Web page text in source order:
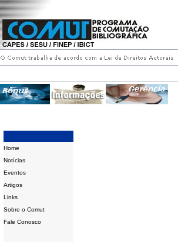
Home
Notícias
Eventos
Artigos
Links
Sobre o Comut
Fale Conosco